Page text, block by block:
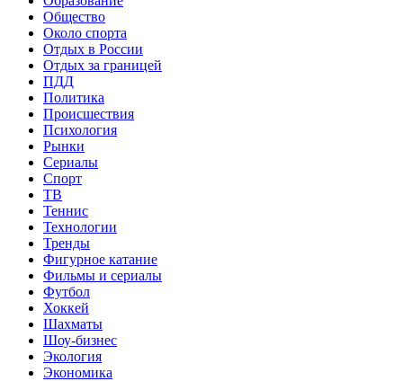
Общество
Около спорта
Отдых в России
Отдых за границей
ПДД
Политика
Происшествия
Психология
Рынки
Сериалы
Спорт
ТВ
Теннис
Технологии
Тренды
Фигурное катание
Фильмы и сериалы
Футбол
Хоккей
Шахматы
Шоу-бизнес
Экология
Экономика